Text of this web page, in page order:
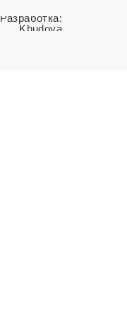
Разработка:
Khudova